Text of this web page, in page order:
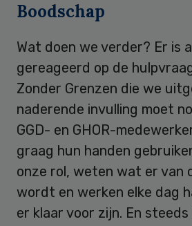
Boodschap
Wat doen we verder? Er is
gereageerd op de
Zonder Grenzen die we
naderende invulling moet
GGD- en GHOR-
graag hun handen
onze rol, weten wat er van
wordt en werken elke dag
er klaar voor zijn. En